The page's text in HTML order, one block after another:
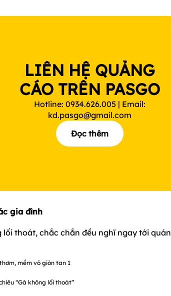
LIÊN HỆ QUẢNG
CÁO TRÊN PASGO
Hotline: 0934.626.005 | Email:
kd.pasgo@gmail.com
Đọc thêm
gia đình
thoát, chắc chắn đều nghĩ ngay tới quán
“Gà không lối thoát”